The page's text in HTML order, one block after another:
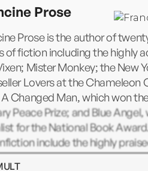
Prose
Prose is the author of
of fiction including the highly
Mister Monkey; the New
Lovers at the Chameleon
A Changed Man, which won
Peace Prize; and Blue Angel,
for the National Book
include the highly
History, Anne Frank: The